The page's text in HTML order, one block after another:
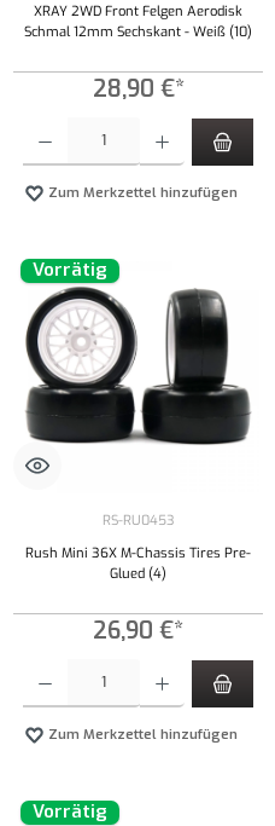
XRAY 2WD Front Felgen Aerodisk
Schmal 12mm Sechskant - Weiß (10)
28,90 €*
Zum Merkzettel hinzufügen
Vorrätig
RS-RU0453
Rush Mini 36X M-Chassis Tires Pre-
Glued (4)
26,90 €*
Zum Merkzettel hinzufügen
Vorrätig